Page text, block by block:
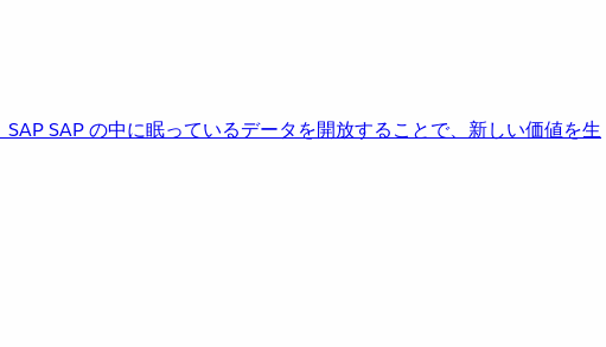
SAPSAP の中に眠っているデータを開放することで、新しい価値を生